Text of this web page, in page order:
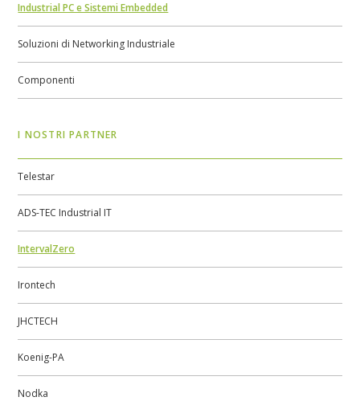
Industrial PC e Sistemi Embedded
Soluzioni di Networking Industriale
Componenti
I NOSTRI PARTNER
Telestar
ADS-TEC Industrial IT
IntervalZero
Irontech
JHCTECH
Koenig-PA
Nodka